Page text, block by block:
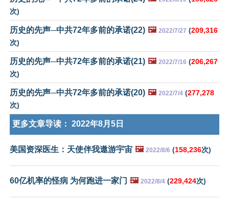
次)
历史的先声─中共72年多前的承诺(22) 🖼️ 2022/7/27 (209,316
次)
历史的先声─中共72年多前的承诺(21) 🖼️ 2022/7/16 (206,267
次)
历史的先声─中共72年多前的承诺(20) 🖼️ 2022/7/4 (277,278
次)
更多文章导读： 2022年8月5日
美国资深医生：天使伴我遨游宇宙 🖼️ 2022/8/6 (158,236次)
60亿机率的怪病 为何跑进一家门 🖼️ 2022/8/4 (229,424次)